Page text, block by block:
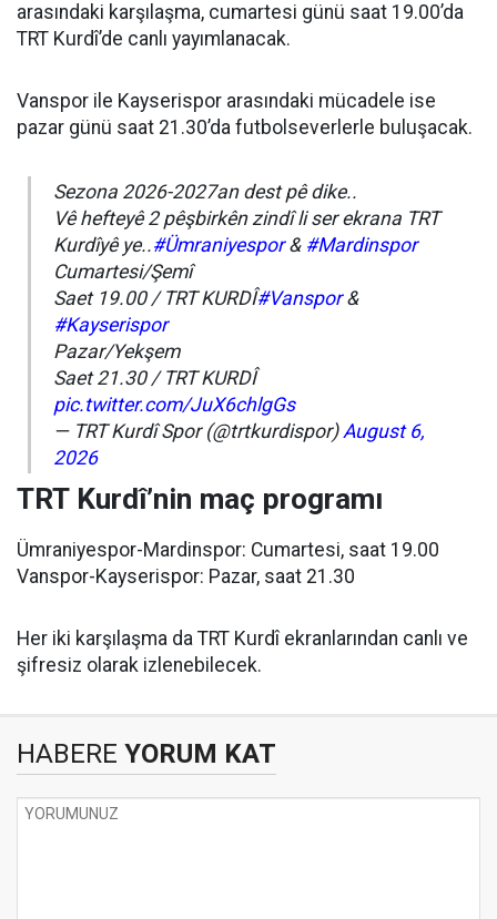
arasındaki karşılaşma, cumartesi günü saat 19.00’da
TRT Kurdî’de canlı yayımlanacak.
Vanspor ile Kayserispor arasındaki mücadele ise
pazar günü saat 21.30’da futbolseverlerle buluşacak.
Sezona 2026-2027an dest pê dike..
Vê hefteyê 2 pêşbirkên zindî li ser ekrana TRT
Kurdîyê ye..#Ümraniyespor& #Mardinspor
Cumartesi/Şemî
Saet 19.00 / TRT KURDÎ#Vanspor&
#Kayserispor
Pazar/Yekşem
Saet 21.30 / TRT KURDÎ
pic.twitter.com/JuX6chlgGs
— TRT Kurdî Spor (@trtkurdispor)August 6,
2026
TRT Kurdî’nin maç programı
Ümraniyespor-Mardinspor: Cumartesi, saat 19.00
Vanspor-Kayserispor: Pazar, saat 21.30
Her iki karşılaşma da TRT Kurdî ekranlarından canlı ve
şifresiz olarak izlenebilecek.
HABERE YORUM KAT